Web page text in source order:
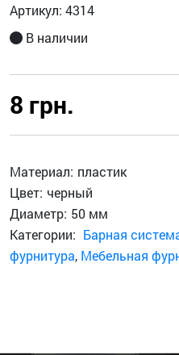
Артикул: 4314
В наличии
8 грн.
Материал: пластик
Цвет: черный
Диаметр: 50 мм
Категории: Барная
фурнитура, Мебельная